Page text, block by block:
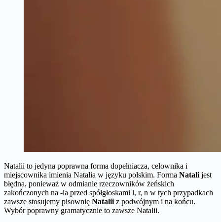
Natalii to jedyna poprawna forma dopełniacza, celownika i
miejscownika imienia Natalia w języku polskim. Forma Natali jest
błędna, ponieważ w odmianie rzeczowników żeńskich
zakończonych na -ia przed spółgłoskami l, r, n w tych przypadkach
zawsze stosujemy pisownię Natalii z podwójnym i na końcu.
Wybór poprawny gramatycznie to zawsze Natalii.